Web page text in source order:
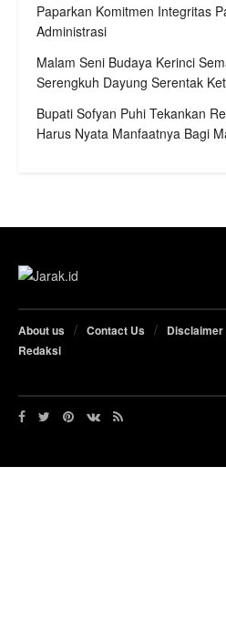
Paparkan Komitmen Integritas
Administrasi
Malam Seni Budaya Kerinci
Serengkuh Dayung Serentak
Bupati Sofyan Puhi Tekankan
Harus Nyata Manfaatnya Bagi
About us Contact Us Disclaimer
Redaksi